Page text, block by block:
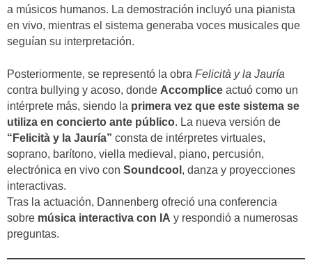
a músicos humanos. La demostración incluyó una pianista
en vivo, mientras el sistema generaba voces musicales que
seguían su interpretación.
Posteriormente, se representó la obra Felicità y la Jauría
contra bullying y acoso, donde Accomplice actuó como un
intérprete más, siendo la primera vez que este sistema se
utiliza en concierto ante público. La nueva versión de
“Felicità y la Jauría” consta de intérpretes virtuales,
soprano, barítono, viella medieval, piano, percusión,
electrónica en vivo con Soundcool , danza y proyecciones
interactivas.
Tras la actuación, Dannenberg ofreció una conferencia
sobre música interactiva con IA y respondió a numerosas
preguntas.